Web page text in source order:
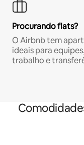
Procurando flats?
O Airbnb tem
ideais para
trabalho e